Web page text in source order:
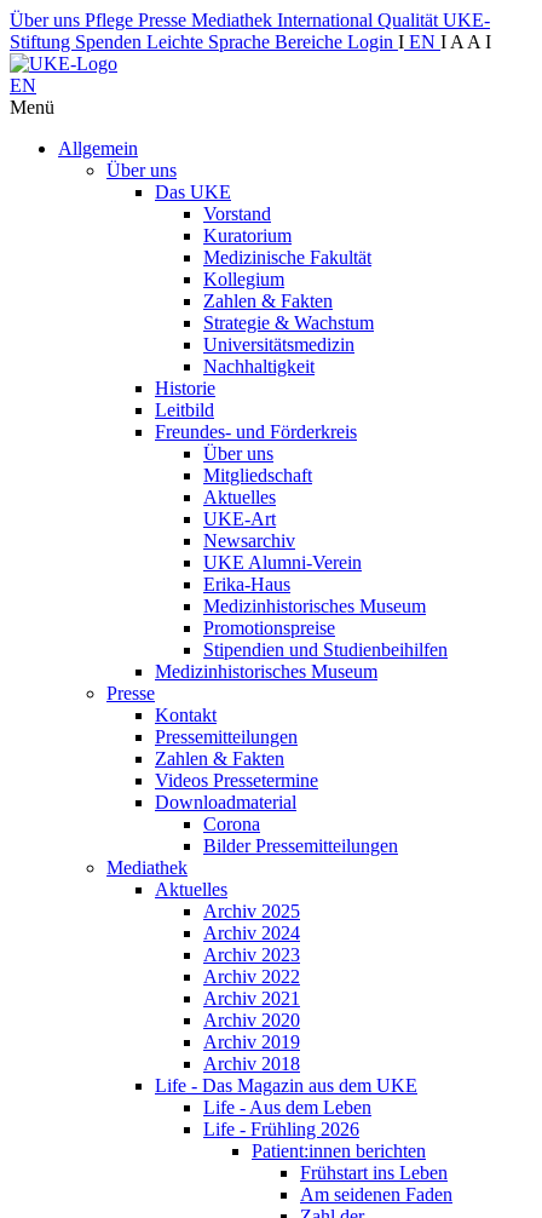
Über uns Pflege Presse Mediathek International Qualität UKE-
Stiftung Spenden Leichte Sprache Bereiche Login I EN I A A I
EN
Menü
Allgemein
Über uns
Das UKE
Vorstand
Kuratorium
Medizinische Fakultät
Kollegium
Zahlen & Fakten
Strategie & Wachstum
Universitätsmedizin
Nachhaltigkeit
Historie
Leitbild
Freundes- und Förderkreis
Über uns
Mitgliedschaft
Aktuelles
UKE-Art
Newsarchiv
UKE Alumni-Verein
Erika-Haus
Medizinhistorisches Museum
Promotionspreise
Stipendien und Studienbeihilfen
Medizinhistorisches Museum
Presse
Kontakt
Pressemitteilungen
Zahlen & Fakten
Videos Pressetermine
Downloadmaterial
Corona
Bilder Pressemitteilungen
Mediathek
Aktuelles
Archiv 2025
Archiv 2024
Archiv 2023
Archiv 2022
Archiv 2021
Archiv 2020
Archiv 2019
Archiv 2018
Life - Das Magazin aus dem UKE
Life - Aus dem Leben
Life - Frühling 2026
Patient:innen berichten
Frühstart ins Leben
Am seidenen Faden